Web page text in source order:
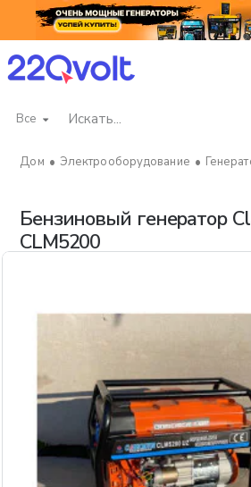
Все
Искать...
Бензиновый генератор
CLM5200
Электрооборудование